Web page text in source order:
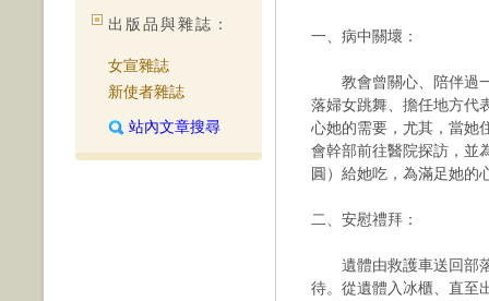
出版品與雜誌：
女宣雜誌
新使者雜誌
站內文章搜尋
一、病中關壞：
教會曾關心、陪伴過一
落婦女跳舞、擔任地方代
心她的需要，尤其，當她
會幹部前往醫院探訪，並
圓）給她吃，為滿足她的
二、安慰禮拜：
遺體由救護車送回部落
待。從遺體入冰櫃、直至